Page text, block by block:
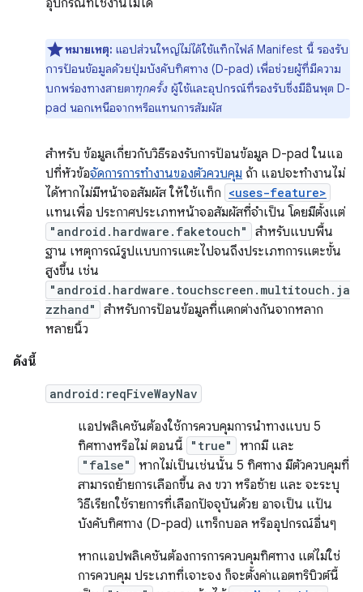
อุปกรณ์ที่ใช้งานไม่ได้
หมายเหตุ: แอปส่วนใหญ่ไม่ได้ใช้แท็กไฟล์ Manifest นี้ รองรับ
การป้อนข้อมูลด้วยปุ่มบังคับทิศทาง (D-pad) เพื่อช่วยผู้ที่มีความ
บกพร่องทางสายตาทุกครั้ง ผู้ใช้และอุปกรณ์ที่รองรับซึ่งมีอินพุต D-
pad นอกเหนือจากหรือแทนการสัมผัส
สำหรับ ข้อมูลเกี่ยวกับวิธีรองรับการป้อนข้อมูล D-pad ในแอ
ปที่หัวข้อจัดการการทำงานของตัวควบคุม ถ้า แอปจะทำงานไม่
ได้หากไม่มีหน้าจอสัมผัส ให้ใช้แท็ก <uses-feature>
แทนเพื่อ ประกาศประเภทหน้าจอสัมผัสที่จำเป็น โดยมีตั้งแต่
"android.hardware.faketouch"
สำหรับแบบพื้น
ฐาน เหตุการณ์รูปแบบการแตะไปจนถึงประเภทการแตะขั้น
สูงขึ้น เช่น
"android.hardware.touchscreen.multitouch.ja
zzhand"
สำหรับการป้อนข้อมูลที่แตกต่างกันจากหลาก
หลายนิ้ว
ดังนี้
android:reqFiveWayNav
แอปพลิเคชันต้องใช้การควบคุมการนำทางแบบ 5
ทิศทางหรือไม่ ตอนนี้
"true" หากมี และ
"false"
หากไม่เป็นเช่นนั้น 5 ทิศทาง มีตัวควบคุมที่
สามารถย้ายการเลือกขึ้น ลง ขวา หรือซ้าย และ จะระบุ
วิธีเรียกใช้รายการที่เลือกปัจจุบันด้วย อาจเป็น แป้น
บังคับทิศทาง (D-pad) แทร็กบอล หรืออุปกรณ์อื่นๆ
หากแอปพลิเคชันต้องการการควบคุมทิศทาง แต่ไม่ใช่
การควบคุม ประเภทที่เจาะจง ก็จะตั้งค่าแอตทริบิวต์นี้